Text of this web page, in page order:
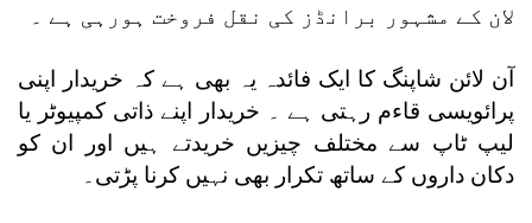
لان کے مشہور برانڈز کی نقل فروخت ہورہی ہے ۔
آن لائن شاپنگ کا ایک فائدہ یہ بھی ہے کہ خریدار اپنی
پرائویسی قاءم رہتی ہے ۔ خریدار اپنے ذاتی کمپیوٹر یا
لیپ ٹاپ سے مختلف چیزیں خریدتے ہیں اور ان کو
دکان داروں کے ساتھ تکرار بھی نہیں کرنا پڑتی۔